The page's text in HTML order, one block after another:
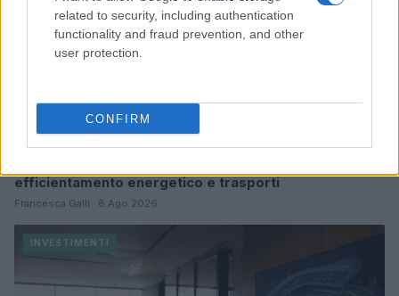
related to security, including authentication
functionality and fraud prevention, and other
user protection.
CONFIRM
efficientamento energetico e trasporti
Francesca Galli · 8 Ago 2026
INVESTIMENTI